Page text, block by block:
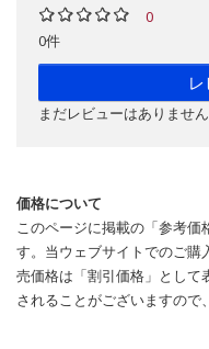
0
0件
まだレビューはありません
価格について
このページに掲載の「参考
す。当ウェブサイトでのご購
売価格は「割引価格」として
されることがございますので